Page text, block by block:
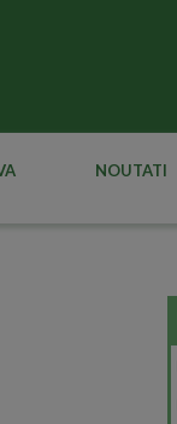
NOUTATI